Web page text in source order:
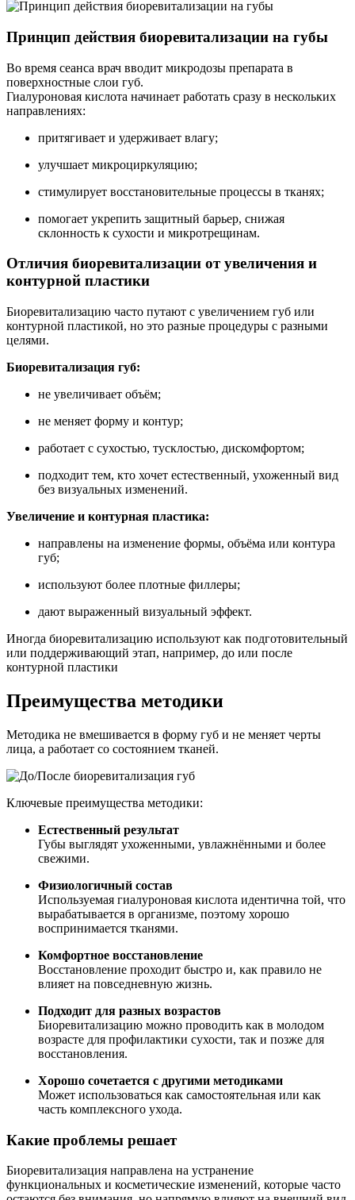
Принцип действия биоревитализации на губы
Во время сеанса врач вводит микродозы препарата в
поверхностные слои губ.
Гиалуроновая кислота начинает работать сразу в нескольких
направлениях:
притягивает и удерживает влагу;
улучшает микроциркуляцию;
стимулирует восстановительные процессы в тканях;
помогает укрепить защитный барьер, снижая
склонность к сухости и микротрещинам.
Отличия биоревитализации от увеличения и
контурной пластики
Биоревитализацию часто путают с увеличением губ или
контурной пластикой, но это разные процедуры с разными
целями.
Биоревитализация губ:
не увеличивает объём;
не меняет форму и контур;
работает с сухостью, тусклостью, дискомфортом;
подходит тем, кто хочет естественный, ухоженный вид
без визуальных изменений.
Увеличение и контурная пластика:
направлены на изменение формы, объёма или контура
губ;
используют более плотные филлеры;
дают выраженный визуальный эффект.
Иногда биоревитализацию используют как подготовительный
или поддерживающий этап, например, до или после
контурной пластики
Преимущества методики
Методика не вмешивается в форму губ и не меняет черты
лица, а работает со состоянием тканей.
Ключевые преимущества методики:
Естественный результат
Губы выглядят ухоженными, увлажнёнными и более
свежими.
Физиологичный состав
Используемая гиалуроновая кислота идентична той, что
вырабатывается в организме, поэтому хорошо
воспринимается тканями.
Комфортное восстановление
Восстановление проходит быстро и, как правило не
влияет на повседневную жизнь.
Подходит для разных возрастов
Биоревитализацию можно проводить как в молодом
возрасте для профилактики сухости, так и позже для
восстановления.
Хорошо сочетается с другими методиками
Может использоваться как самостоятельная или как
часть комплексного ухода.
Какие проблемы решает
Биоревитализация направлена на устранение
функциональных и косметические изменений, которые часто